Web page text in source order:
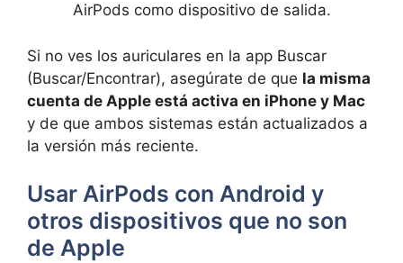
AirPods como dispositivo de salida.
Si no ves los auriculares en la app Buscar
(Buscar/Encontrar), asegúrate de que la misma
cuenta de Apple está activa en iPhone y Mac
y de que ambos sistemas están actualizados a
la versión más reciente.
Usar AirPods con Android y
otros dispositivos que no son
de Apple